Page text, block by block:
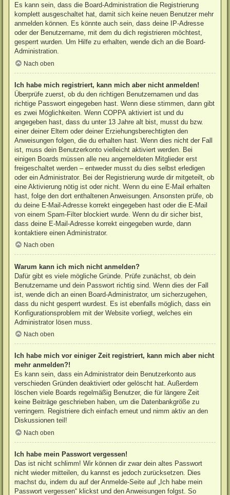
Es kann sein, dass die Board-Administration die Registrierung
komplett ausgeschaltet hat, damit sich keine neuen Benutzer mehr
anmelden können. Es könnte auch sein, dass deine IP-Adresse
oder der Benutzername, mit dem du dich registrieren möchtest,
gesperrt wurden. Um Hilfe zu erhalten, wende dich an die Board-
Administration.
Nach oben
Ich habe mich registriert, kann mich aber nicht anmelden!
Überprüfe zuerst, ob du den richtigen Benutzernamen und das
richtige Passwort eingegeben hast. Wenn diese stimmen, dann gibt
es zwei Möglichkeiten. WennCOPPA aktiviert ist und du
angegeben hast, dass du unter 13 Jahre alt bist, musst du bzw.
einer deiner Eltern oder deiner Erziehungsberechtigten den
Anweisungen folgen, die du erhalten hast. Wenn dies nicht der Fall
ist, muss dein Benutzerkonto vielleicht aktiviert werden. Bei
einigen Boards müssen alle neu angemeldeten Mitglieder erst
freigeschaltet werden – entweder musst du dies selbst erledigen
oder ein Administrator. Bei der Registrierung wurde dir mitgeteilt, ob
eine Aktivierung nötig ist oder nicht. Wenn du eine E-Mail erhalten
hast, folge den dort enthaltenen Anweisungen. Ansonsten prüfe, ob
du deine E-Mail-Adresse korrekt eingegeben hast oder die E-Mail
von einem Spam-Filter blockiert wurde. Wenn du dir sicher bist,
dass deine E-Mail-Adresse korrekt eingegeben wurde, dann
kontaktiere einen Administrator.
Nach oben
Warum kann ich mich nicht anmelden?
Dafür gibt es viele mögliche Gründe. Prüfe zunächst, ob dein
Benutzername und dein Passwort richtig sind. Wenn dies der Fall
ist, wende dich an einen Board-Administrator, um sicherzugehen,
dass du nicht gesperrt wurdest. Es ist ebenfalls möglich, dass ein
Konfigurationsproblem mit der Website vorliegt, welches ein
Administrator lösen muss.
Nach oben
Ich habe mich vor einiger Zeit registriert, kann mich aber nicht
mehr anmelden?!
Es kann sein, dass ein Administrator dein Benutzerkonto aus
verschieden Gründen deaktiviert oder gelöscht hat. Außerdem
löschen viele Boards regelmäßig Benutzer, die für längere Zeit
keine Beiträge geschrieben haben, um die Datenbankgröße zu
verringern. Registriere dich einfach erneut und nimm aktiv an den
Diskussionen teil!
Nach oben
Ich habe mein Passwort vergessen!
Das ist nicht schlimm! Wir können dir zwar dein altes Passwort
nicht wieder mitteilen, du kannst es jedoch zurücksetzen. Dies
machst du, indem du auf der Anmelde-Seite auf „Ich habe mein
Passwort vergessen“ klickst und den Anweisungen folgst. So